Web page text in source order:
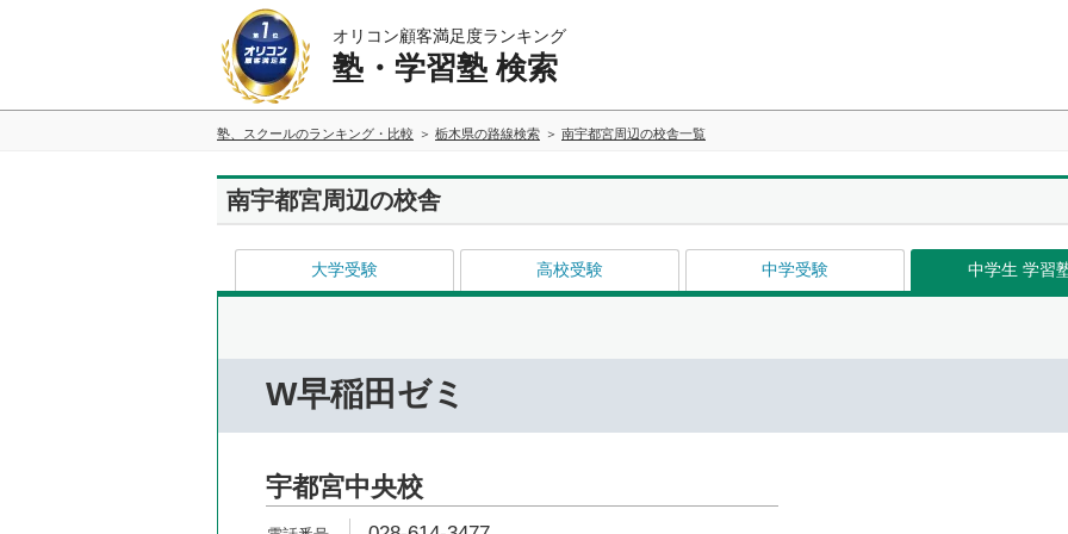
オリコン顧客満足度ランキング
塾・学習塾 検索
塾、スクールのランキング・比較 栃木県の路線検索 南宇都宮周辺の校舎一覧
南宇都宮周辺の校舎
大学受験 高校受験 中学受験 中学生 学習
W早稲田ゼミ
宇都宮中央校